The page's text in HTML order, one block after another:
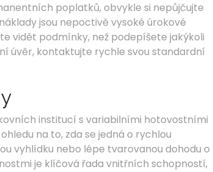
poplatků, obvykle si nepůjčujte
jsou nepoctivě vysoké úrokové
vidět podmínky, než podepíšete jakýkoli
úvěr, kontaktujte rychle svou standardní
institucí s variabilními hotovostními
na to, zda se jedná o rychlou
vyhlídku nebo lépe tvarovanou dohodu o
je klíčová řada vnitřních schopností,